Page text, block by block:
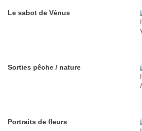
Le sabot de Vénus
Sorties pêche / nature
Portraits de fleurs